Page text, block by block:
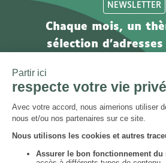
NEWSLETTER
Chaque mois, un
sélection
newsletter !
S’abonner